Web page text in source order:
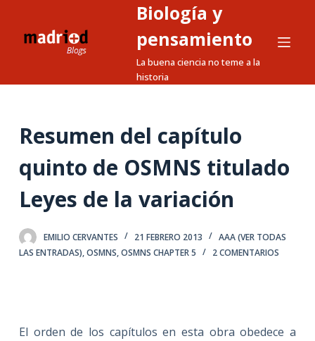
a
e
n
Biología y
pensamiento
La buena ciencia no teme a la
historia
Resumen del capítulo
quinto de OSMNS titulado
Leyes de la variación
EMILIO CERVANTES 21 FEBRERO 2013
AAA (VER TODAS
LAS ENTRADAS),OSMNS,OSMNS CHAPTER 5 2 COMENTARIOS
El orden de los capítulos en esta obra obedece a